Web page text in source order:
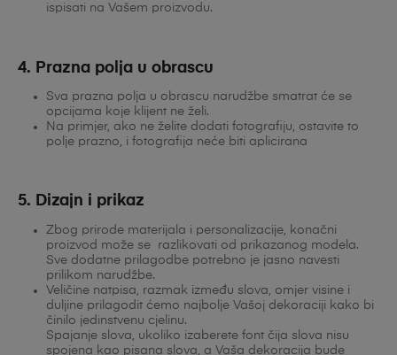
ispisati na Vašem proizvodu.
4. Prazna polja u obrascu
Sva prazna polja u obrascu narudžbe smatrat će se
opcijama koje klijent ne želi.
Na primjer, ako ne želite dodati fotografiju, ostavite to
polje prazno, i fotografija neće biti aplicirana
5. Dizajn i prikaz
Zbog prirode materijala i personalizacije, konačni
proizvod može se razlikovati od prikazanog modela.
Sve dodatne prilagodbe potrebno je jasno navesti
prilikom narudžbe.
Veličine natpisa, razmak između slova, omjer visine i
duljine prilagodit ćemo najbolje Vašoj dekoraciji kako bi
činilo jedinstvenu cjelinu.
Spajanje slova, ukoliko izaberete font čija slova nisu
spojena kao pisana slova, a Vaša dekoracija bude